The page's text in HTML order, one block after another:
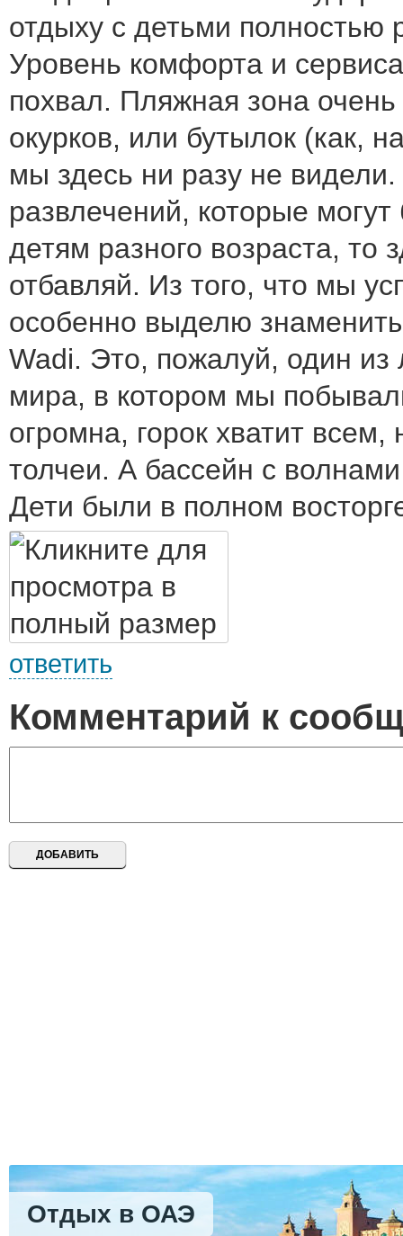
отдыху с детьми полностью
Уровень комфорта и
похвал. Пляжная зона очень
окурков, или бутылок (как,
мы здесь ни разу не видели.
развлечений, которые
детям разного возраста, то
отбавляй. Из того, что мы
особенно выделю
Wadi. Это, пожалуй, один из
мира, в котором мы
огромна, горок хватит всем,
толчеи. А бассейн с
Дети были в полном
ответить
Комментарий к
Отдых в ОАЭ